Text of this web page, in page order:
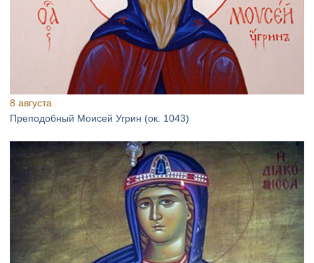
8 августа
Преподобный Моисей Угрин (ок. 1043)